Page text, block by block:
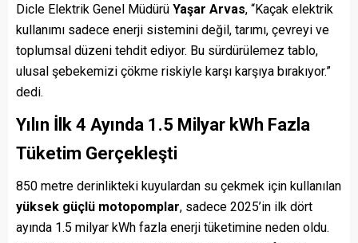
Dicle Elektrik Genel Müdürü Yaşar Arvas, “Kaçak elektrik
kullanımı sadece enerji sistemini değil, tarımı, çevreyi ve
toplumsal düzeni tehdit ediyor. Bu sürdürülemez tablo,
ulusal şebekemizi çökme riskiyle karşı karşıya bırakıyor.”
dedi.
Yılın İlk 4 Ayında 1.5 Milyar kWh Fazla
Tüketim Gerçekleşti
850 metre derinlikteki kuyulardan su çekmek için kullanılan
yüksek güçlü motopomplar, sadece 2025’in ilk dört
ayında 1.5 milyar kWh fazla enerji tüketimine neden oldu.